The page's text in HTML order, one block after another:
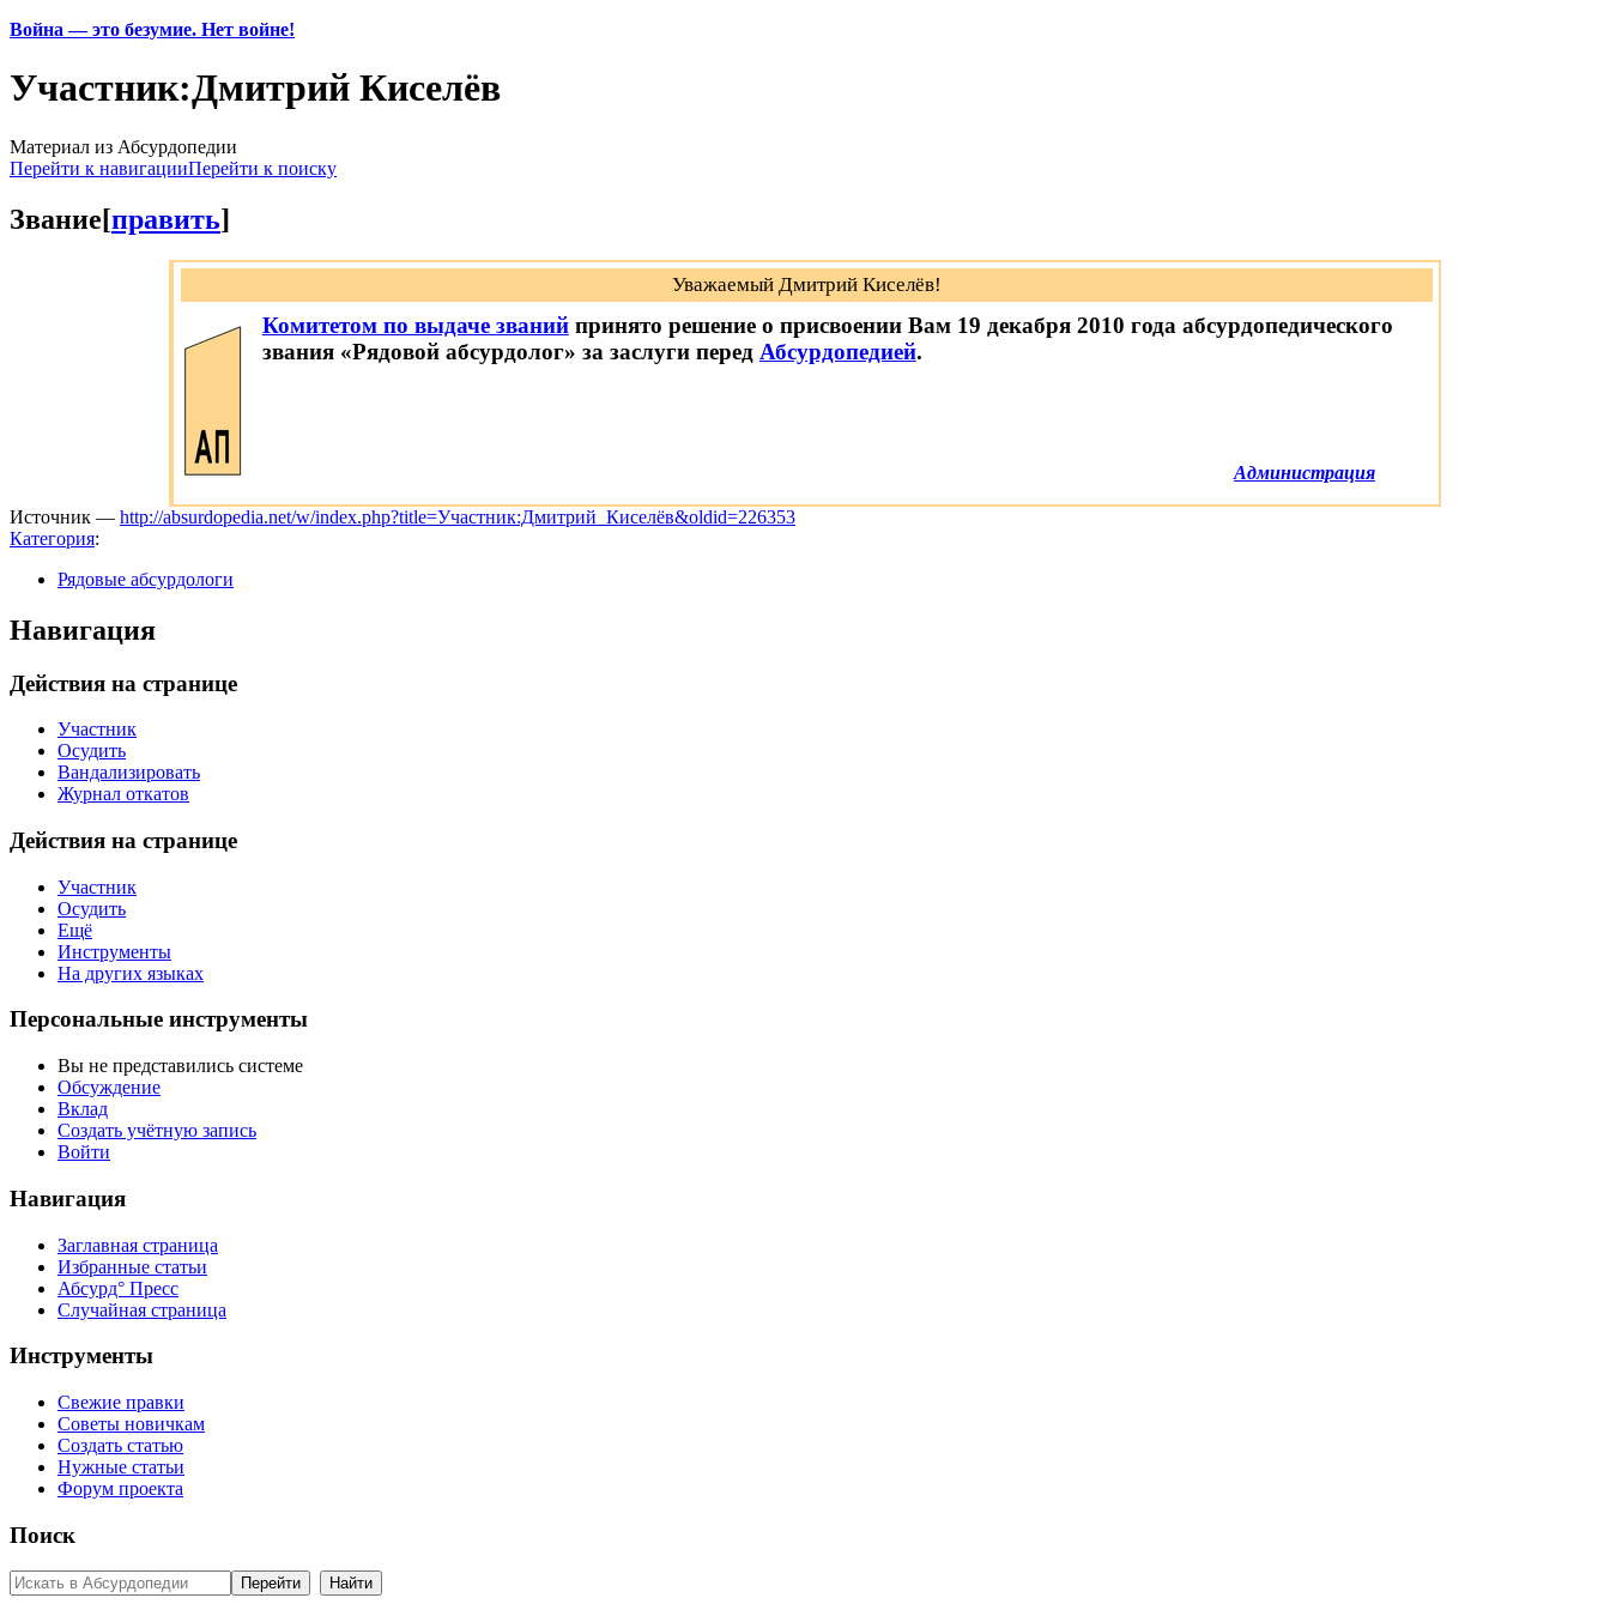
Война — это безумие. Нет войне!
Участник:Дмитрий Киселёв
Материал из Абсурдопедии
Перейти к навигацииПерейти к поиску
Звание[править]
Уважаемый Дмитрий Киселёв!
Комитетом по выдаче званийпринято решение о присвоении Вам 19 декабря 2010 года абсурдопедического
звания «Рядовой абсурдолог» за заслуги перед Абсурдопедией.
Администрация
Источник — http://absurdopedia.net/w/index.php?title=Участник:Дмитрий_Киселёв&oldid=226353
Категория:
Рядовые абсурдологи
Навигация
Действия на странице
Участник
Осудить
Вандализировать
Журнал откатов
Действия на странице
Участник
Осудить
Ещё
Инструменты
На других языках
Персональные инструменты
Вы не представились системе
Обсуждение
Вклад
Создать учётную запись
Войти
Навигация
Заглавная страница
Избранные статьи
Абсурд° Пресс
Случайная страница
Инструменты
Свежие правки
Советы новичкам
Создать статью
Нужные статьи
Форум проекта
Поиск